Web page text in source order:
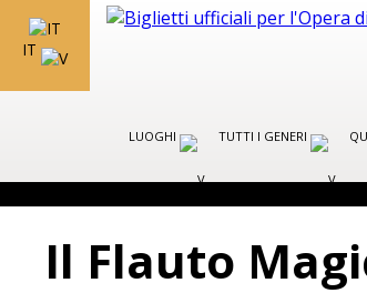
IT
LUOGHI TUTTI I GENERI
Il Flauto